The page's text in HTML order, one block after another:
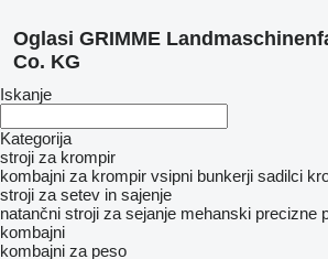
Oglasi GRIMME
Co. KG
Iskanje
Kategorija
stroji za krompir
kombajni za krompir vsipni bunkerji sadilci
stroji za setev in sajenje
natančni stroji za sejanje mehanski precizne
kombajni
kombajni za peso